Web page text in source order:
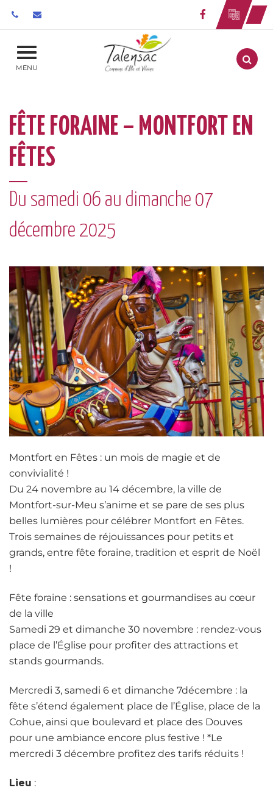
Lien vers le
MENU Aller
FÊTE FORAINE – MONTFORT EN
FÊTES
Du samedi 06 au dimanche 07
décembre 2025
Montfort en Fêtes : un mois de magie et de
convivialité !
Du 24 novembre au 14 décembre, la ville de
Montfort-sur-Meu s’anime et se pare de ses plus
belles lumières pour célébrer Montfort en Fêtes.
Trois semaines de réjouissances pour petits et
grands, entre fête foraine, tradition et esprit de Noël
!
Fête foraine : sensations et gourmandises au cœur
de la ville
Samedi 29 et dimanche 30 novembre : rendez-vous
place de l’Église pour profiter des attractions et
stands gourmands.
Mercredi 3, samedi 6 et dimanche 7décembre : la
fête s’étend également place de l’Église, place de la
Cohue, ainsi que boulevard et place des Douves
pour une ambiance encore plus festive ! *Le
mercredi 3 décembre profitez des tarifs réduits !
Lieu :